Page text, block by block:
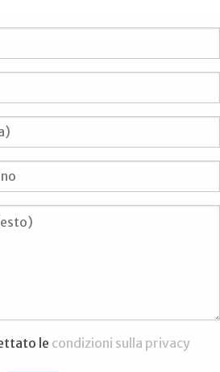
le condizioni sulla privacy